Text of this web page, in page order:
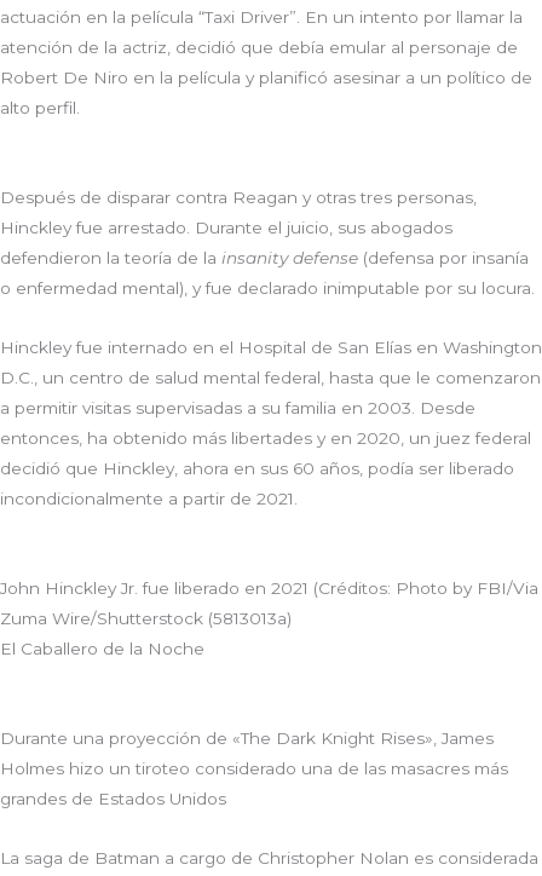
actuación en la película “Taxi Driver”. En un intento por llamar la
atención de la actriz, decidió que debía emular al personaje de
Robert De Niro en la película y planificó asesinar a un político de
alto perfil.
Después de disparar contra Reagan y otras tres personas,
Hinckley fue arrestado. Durante el juicio, sus abogados
defendieron la teoría de la insanity defense (defensa por insanía
o enfermedad mental), y fue declarado inimputable por su locura.
Hinckley fue internado en el Hospital de San Elías en Washington
D.C., un centro de salud mental federal, hasta que le comenzaron
a permitir visitas supervisadas a su familia en 2003. Desde
entonces, ha obtenido más libertades y en 2020, un juez federal
decidió que Hinckley, ahora en sus 60 años, podía ser liberado
incondicionalmente a partir de 2021.
John Hinckley Jr. fue liberado en 2021 (Créditos: Photo by FBI/Via
Zuma Wire/Shutterstock (5813013a)
El Caballero de la Noche
Durante una proyección de «The Dark Knight Rises», James
Holmes hizo un tiroteo considerado una de las masacres más
grandes de Estados Unidos
La saga de Batman a cargo de Christopher Nolan es considerada